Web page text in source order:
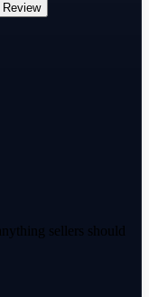
Review
sellers should